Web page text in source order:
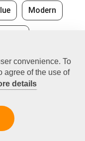
Modern
convenience. To
agree of the use of
details